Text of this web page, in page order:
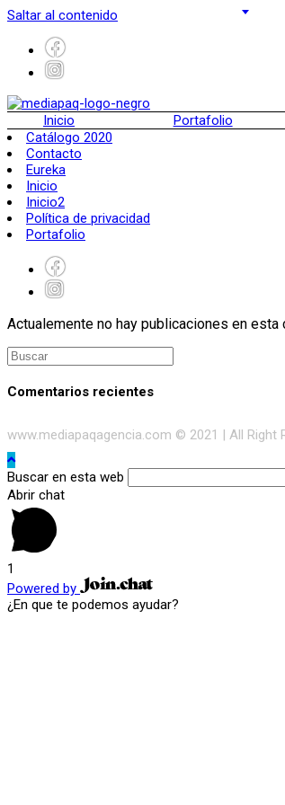
Saltar al contenido
Inicio Portafolio
Catálogo 2020
Contacto
Eureka
Inicio
Inicio2
Política de privacidad
Portafolio
Actualemente no hay publicaciones en esta
Comentarios recientes
www.mediapaqagencia.com © 2021 | All Right
Buscar en esta web
Abrir chat
1
Powered by
¿En que te podemos ayudar?